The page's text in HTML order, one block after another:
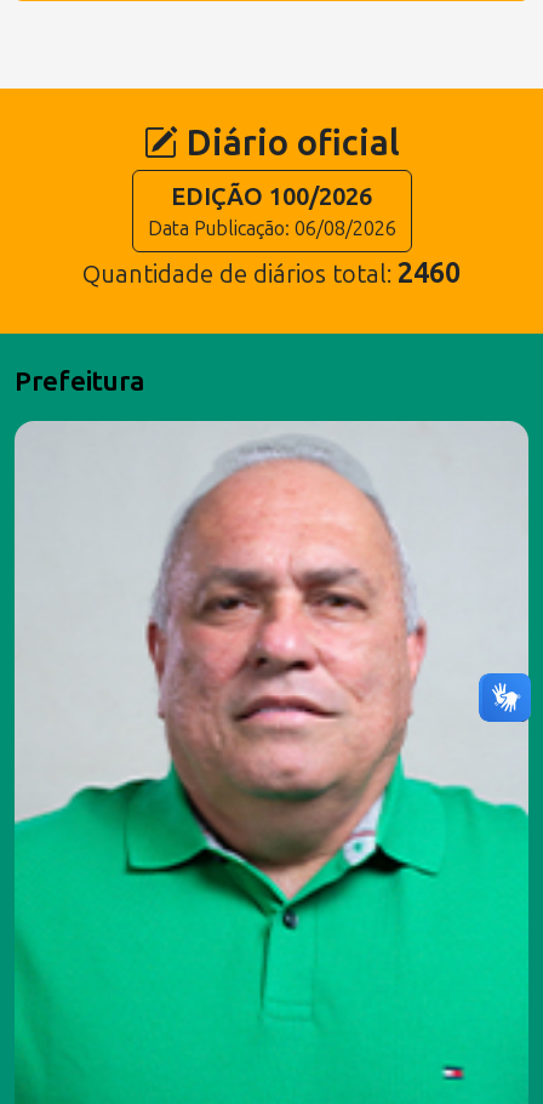
Diário oficial
EDIÇÃO 100/2026
Data Publicação: 06/08/2026
Quantidade de diários total: 2460
Prefeitura